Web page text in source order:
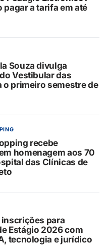
pagar a tarifa em até
Souza divulga
Vestibular das
o primeiro semestre de
recebe
homenagem aos 70
das Clínicas de
inscrições para
Estágio 2026 com
tecnologia e jurídico